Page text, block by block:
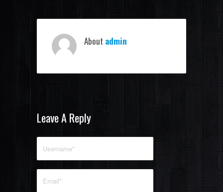
About admin
Leave A Reply